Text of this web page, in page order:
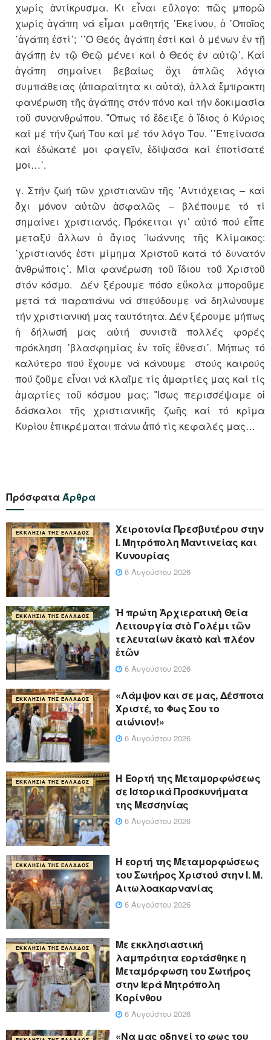
χωρίς ἀντίκρυσμα. Κι εἶναι εὔλογο: πῶς μπορῶ
χωρίς ἀγάπη νά εἶμαι μαθητής ᾽Εκείνου, ὁ ῾Οποῖος
῾ἀγάπη ἐστί᾽; ῾῾Ο Θεός ἀγάπη ἐστί καί ὁ μένων ἐν τῇ
ἀγάπῃ ἐν τῷ Θεῷ μένει καί ὁ Θεός ἐν αὐτῷ᾽. Καί
ἀγάπη σημαίνει βεβαίως ὄχι ἁπλῶς λόγια
συμπάθειας (ἀπαραίτητα κι αὐτά), ἀλλά ἔμπρακτη
φανέρωση τῆς ἀγάπης στόν πόνο καί τήν δοκιμασία
τοῦ συνανθρώπου. ῞Οπως τό ἔδειξε ὁ ἴδιος ὁ Κύριος
καί μέ τήν ζωή Του καί μέ τόν λόγο Του. ῾᾽Επείνασα
καί ἐδώκατέ μοι φαγεῖν, ἐδίψασα καί ἐποτίσατέ
μοι…᾽.
γ. Στήν ζωή τῶν χριστιανῶν τῆς ᾽Αντιόχειας – καί
ὄχι μόνον αὐτῶν ἀσφαλῶς – βλέπουμε τό τί
σημαίνει χριστιανός. Πρόκειται γι᾽ αὐτό πού εἶπε
μεταξύ ἄλλων ὁ ἅγιος ᾽Ιωάννης τῆς Κλίμακος:
῾χριστιανός ἐστι μίμημα Χριστοῦ κατά τό δυνατόν
ἀνθρώποις᾽. Μία φανέρωση τοῦ ἴδιου τοῦ Χριστοῦ
στόν κόσμο. Δέν ξέρουμε πόσο εὔκολα μποροῦμε
μετά τά παραπάνω νά σπεύδουμε νά δηλώνουμε
τήν χριστιανική μας ταυτότητα. Δέν ξέρουμε μήπως
ἡ δήλωσή μας αὐτή συνιστᾶ πολλές φορές
πρόκληση ῾βλασφημίας ἐν τοῖς ἔθνεσι᾽. Μήπως τό
καλύτερο πού ἔχουμε νά κάνουμε στούς καιρούς
πού ζοῦμε εἶναι νά κλαῖμε τίς ἁμαρτίες μας καί τίς
ἁμαρτίες τοῦ κόσμου μας; ῎Ισως περισσέψαμε οἱ
δάσκαλοι τῆς χριστιανικῆς ζωῆς καί τό κρίμα
Κυρίου ἐπικρέμαται πάνω ἀπό τίς κεφαλές μας…
ΠρόσφαταΆρθρα
ΕΚΚΛΗΣΊΑ ΤΗΣ ΕΛΛΆΔΟΣ
Xειροτονία Πρεσβυτέρου στην
Ι. Μητρόπολη Μαντινείας και
Κυνουρίας
6 Αυγούστου 2026
ΕΚΚΛΗΣΊΑ ΤΗΣ ΕΛΛΆΔΟΣ
Ἡ πρώτη Ἀρχιερατικὴ Θεία
Λειτουργία στὸ Γολέμι τῶν
τελευταίων ἑκατὸ καὶ πλέον
ἐτῶν
6 Αυγούστου 2026
ΕΚΚΛΗΣΊΑ ΤΗΣ ΕΛΛΆΔΟΣ
«Λάμψον και σε μας, Δέσποτα
Χριστέ, το Φως Σου το
αιώνιον!»
6 Αυγούστου 2026
ΕΚΚΛΗΣΊΑ ΤΗΣ ΕΛΛΆΔΟΣ
Η Εορτή της Μεταμορφώσεως
σε Ιστορικά Προσκυνήματα
της Μεσσηνίας
6 Αυγούστου 2026
ΕΚΚΛΗΣΊΑ ΤΗΣ ΕΛΛΆΔΟΣ
Η εορτή της Μεταμορφώσεως
του Σωτήρος Χριστού στην Ι. Μ.
Αιτωλοακαρνανίας
6 Αυγούστου 2026
ΕΚΚΛΗΣΊΑ ΤΗΣ ΕΛΛΆΔΟΣ
Με εκκλησιαστική
λαμπρότητα εορτάσθηκε η
Μεταμόρφωση του Σωτήρος
στην Ιερά Μητρόπολη
Κορίνθου
6 Αυγούστου 2026
«Να μας οδηγεί το φως του